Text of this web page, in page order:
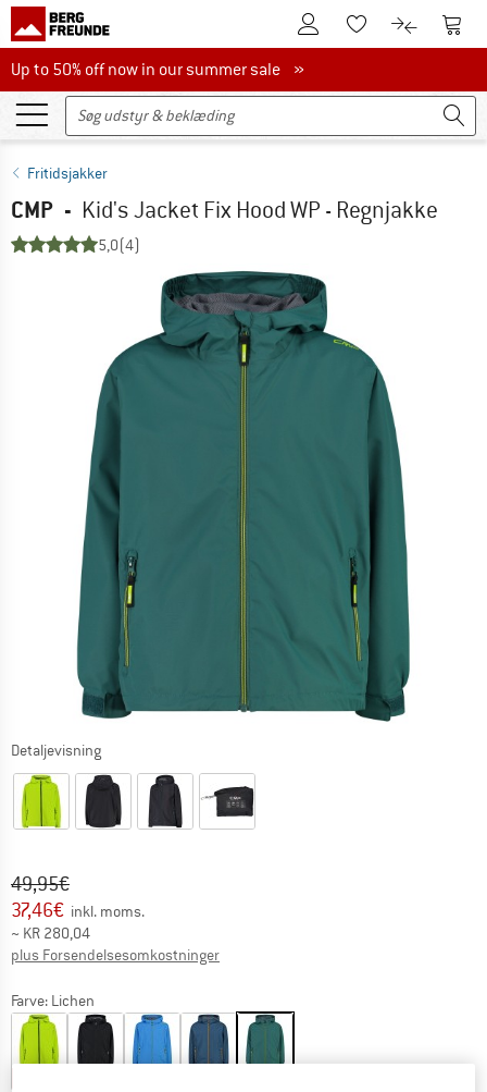
Til kundekontoenTil huskesedlen.
Til Til
Up to 50% off now in our summer sale
Up to 50% off now in our summer sale »
Fritidsjakker
CMP - Kid's Jacket Fix Hood WP - Regnjakke
5,0(4)
Detaljevisning
Original pris :
49,95€
Pris:
37,46€ inkl. moms.
~ KR 280,04
plus ForsendelsesomkostningerOplysninger om
Farve: Lichen